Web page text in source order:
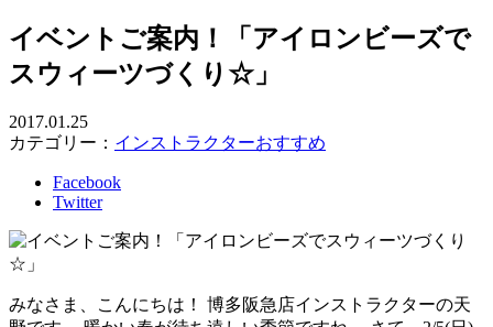
イベントご案内！「アイロンビーズで
スウィーツづくり☆」
2017.01.25
カテゴリー： インストラクターおすすめ
Facebook
Twitter
みなさま、こんにちは！ 博多阪急店インストラクターの天